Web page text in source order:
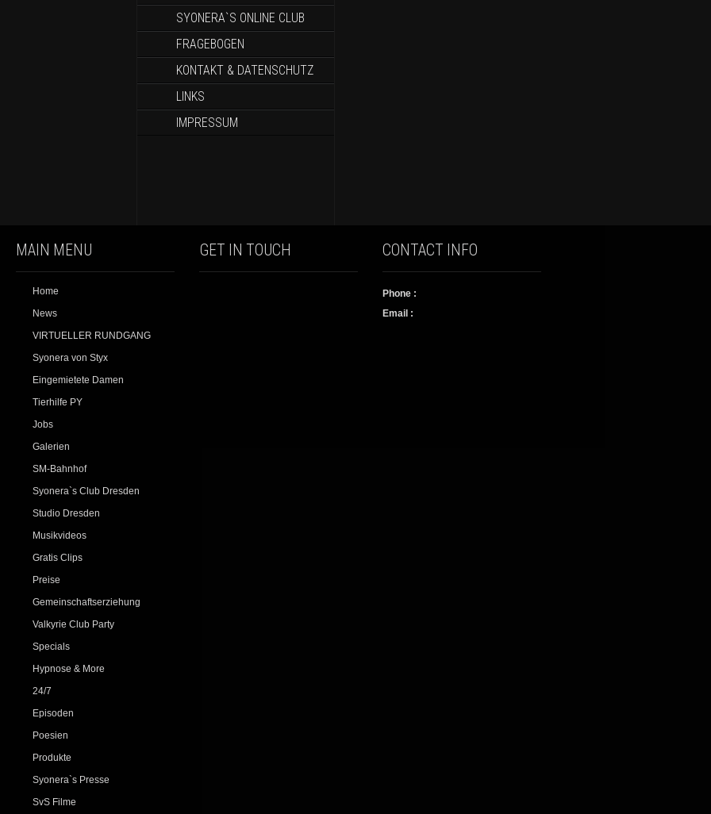
SYONERA`S ONLINE CLUB
FRAGEBOGEN
KONTAKT & DATENSCHUTZ
LINKS
IMPRESSUM
MAIN MENU
Home
News
VIRTUELLER RUNDGANG
Syonera von Styx
Eingemietete Damen
Tierhilfe PY
Jobs
Galerien
SM-Bahnhof
Syonera`s Club Dresden
Studio Dresden
Musikvideos
Gratis Clips
Preise
Gemeinschaftserziehung
Valkyrie Club Party
Specials
Hypnose & More
24/7
Episoden
Poesien
Produkte
Syonera`s Presse
SvS Filme
GET IN TOUCH CONTACT INFO
Phone :
Email :